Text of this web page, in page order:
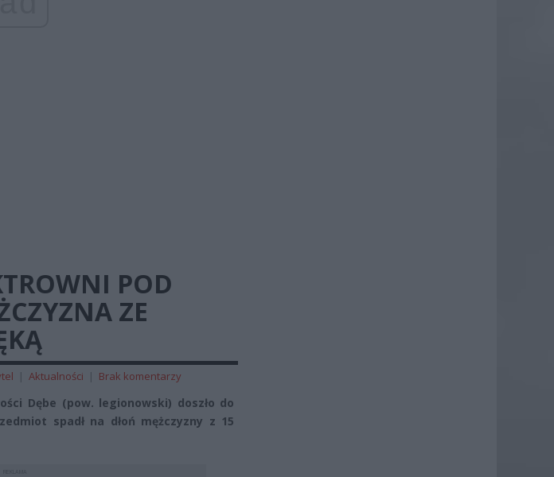
POD
ZE
| Aktualności | Brak komentarzy
Dębe (pow. legionowski) doszło do
spadł na dłoń mężczyzny z 15